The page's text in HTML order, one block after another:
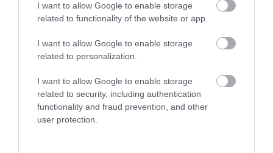
I want to allow Google to enable storage
related to functionality of the website or app.
I want to allow Google to enable storage
related to personalization.
I want to allow Google to enable storage
related to security, including authentication
functionality and fraud prevention, and other
user protection.
KAPCSOLÓDÓ OLVASMÁNY